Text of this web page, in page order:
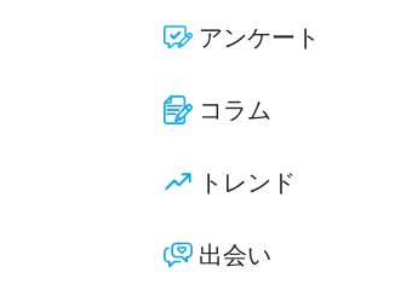
アンケート
コラム
トレンド
出会い